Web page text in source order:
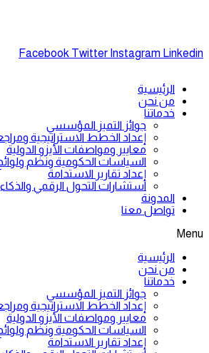
Facebook Twitter Instagram Linkedin
الرئيسية
من نحن
خدماتنا
جوائز التميز المؤسسي
إعداد الخطط الاستراتيجية
معايير ومواصفات الأيزو الدولية
السياسات الحكومية ونظم
إعداد تقارير الاستدامة
استشارات التحول الرقمي
المدونة
تواصل معنا
Menu
الرئيسية
من نحن
خدماتنا
جوائز التميز المؤسسي
إعداد الخطط الاستراتيجية
معايير ومواصفات الأيزو الدولية
السياسات الحكومية ونظم
إعداد تقارير الاستدامة